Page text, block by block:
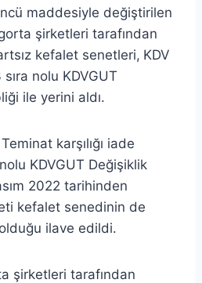
maddesiyle değiştirilen
şirketleri tarafından
kefalet senetleri, KDV
nolu KDVGUT
ile yerini aldı.
karşılığı iade
KDVGUT Değişiklik
2022 tarihinden
kefalet senedinin de
ilave edildi.
şirketleri tarafından